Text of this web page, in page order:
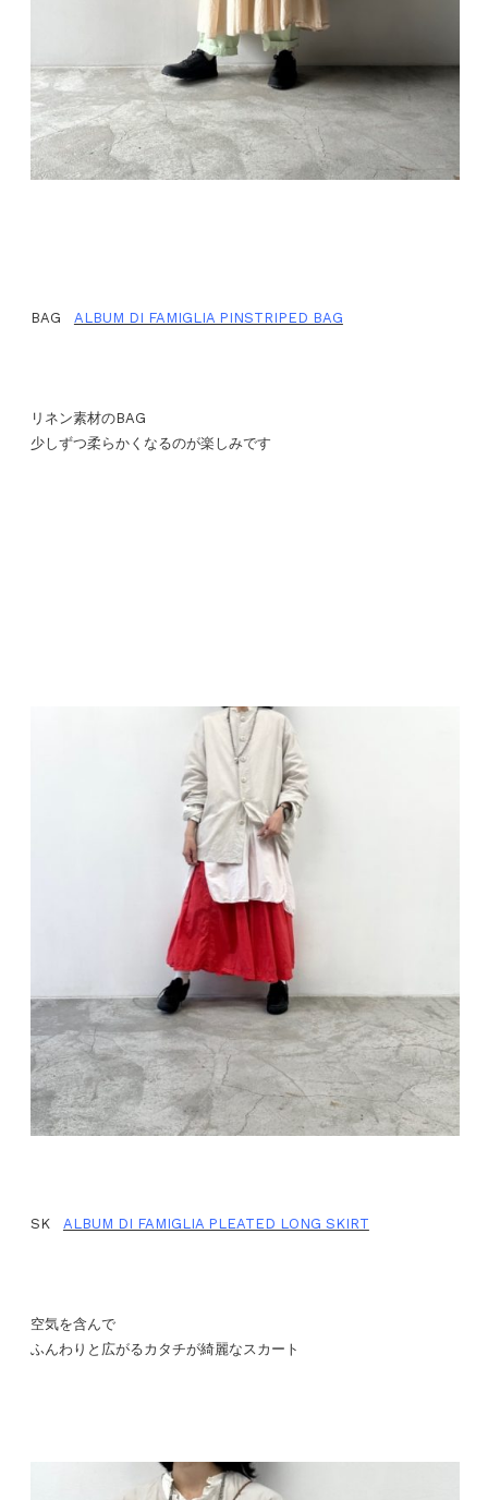
BAG ALBUM DI FAMIGLIA PINSTRIPED BAG
リネン素材のBAG
少しずつ柔らかくなるのが楽しみです
SK ALBUM DI FAMIGLIA PLEATED LONG SKIRT
空気を含んで
ふんわりと広がるカタチが綺麗なスカート